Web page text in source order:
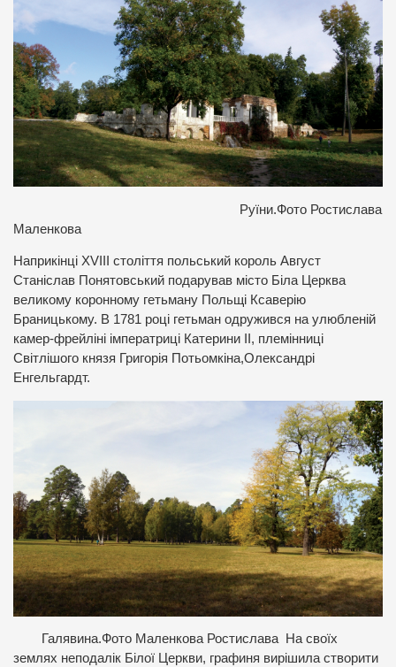
Руїни.Фото Ростислава
Маленкова
Наприкінці XVIII століття польський король Август
Станіслав Понятовський подарував місто Біла Церква
великому коронному гетьману Польщі Ксаверію
Браницькому. В 1781 році гетьман одружився на улюбленій
камер-фрейліні імператриці Катерини II, племінниці
Світлішого князя Григорія Потьомкіна,Олександрі
Енгельгардт.
Галявина.Фото Маленкова РостиславаНа своїх
землях неподалік Білої Церкви, графиня вирішила створити